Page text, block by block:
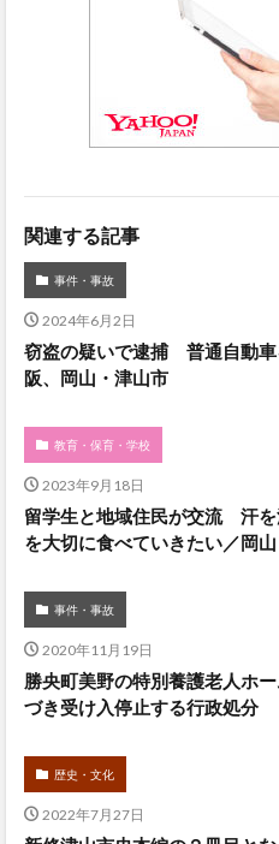
関連する記事
事件・事故
2024年6月2日
窃盗の疑いで逮捕 普通自動
阪、岡山・津山市
教育・保育・学校
2023年9月18日
留学生と地域住民が交流 汗
を大切に食べていきたい／岡
事件・事故
2020年11月19日
勝央町美野の特別養護老人ホ
づき受け入停止する行政処分
歴史・文化
2022年7月27日